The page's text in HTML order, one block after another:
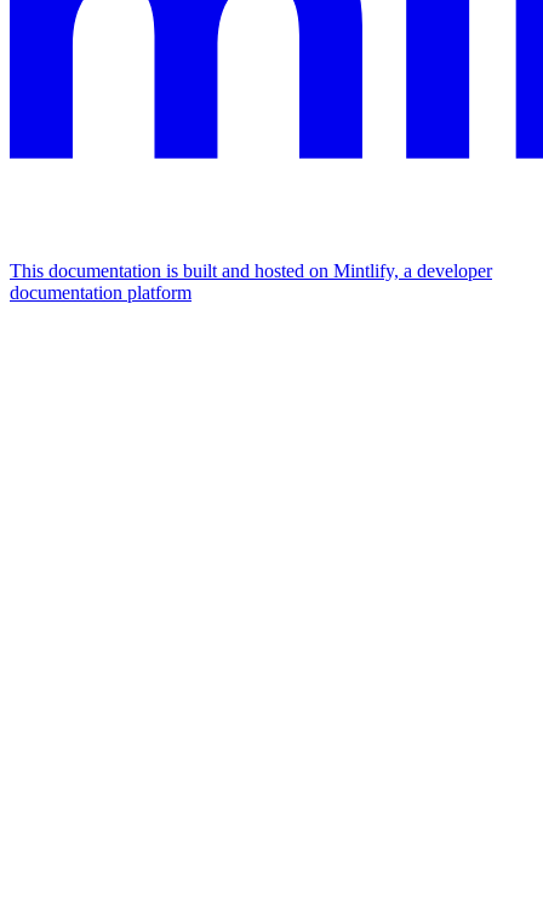
This documentation is built and hosted on Mintlify, a developer
documentation platform